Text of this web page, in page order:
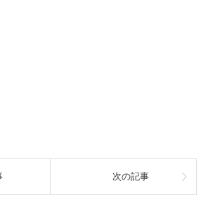
次の記事